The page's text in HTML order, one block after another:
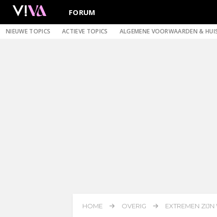
FORUM
NIEUWE TOPICS ACTIEVE TOPICS ALGEMENE VOORWAARDEN &
HOME OVERIG EXTREMEN ZIJN